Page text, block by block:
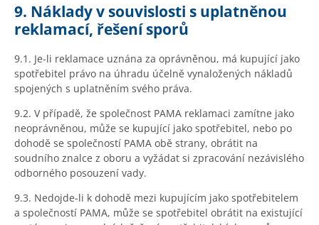
9. Náklady v souvislosti s uplatněnou
reklamací, řešení sporů
9.1. Je-li reklamace uznána za oprávněnou, má kupující jako
spotřebitel právo na úhradu účelně vynaložených nákladů
spojených s uplatněním svého práva.
9.2. V případě, že společnost PAMA reklamaci zamítne jako
neoprávněnou, může se kupující jako spotřebitel, nebo po
dohodě se společností PAMA obě strany, obrátit na
soudního znalce z oboru a vyžádat si zpracování nezávislého
odborného posouzení vady.
9.3. Nedojde-li k dohodě mezi kupujícím jako spotřebitelem
a společností PAMA, může se spotřebitel obrátit na existující